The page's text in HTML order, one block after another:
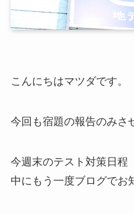
こんにちはマツダです。
今回も宿題の報告のみさ
今週末のテスト対策日程
中にもう一度ブログでお